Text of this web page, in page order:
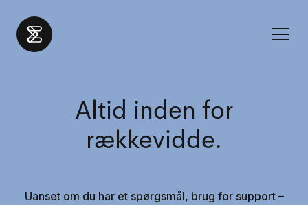
Altid inden for
rækkevidde.
Uanset om du har et spørgsmål, brug for support –